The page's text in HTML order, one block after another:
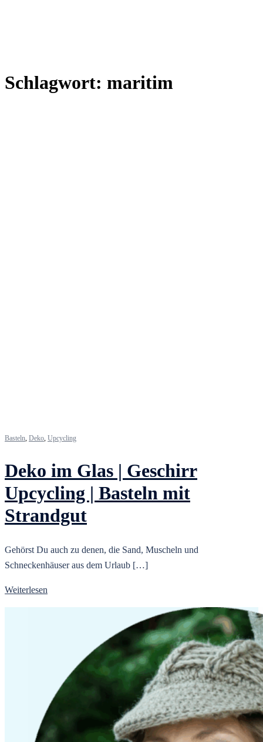
Schlagwort: maritim
Basteln, Deko, Upcycling
Deko im Glas | Geschirr
Upcycling | Basteln mit
Strandgut
Gehörst Du auch zu denen, die Sand, Muscheln und
Schneckenhäuser aus dem Urlaub […]
Weiterlesen